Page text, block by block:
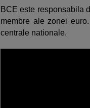
BCE este responsabila
membre ale zonei
centrale nationale.